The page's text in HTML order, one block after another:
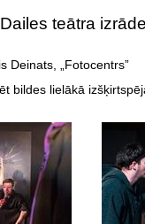
teātra
Deinats, „Fotocentrs”
bildes lielākā